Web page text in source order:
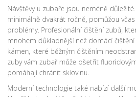
Návštěvy u zubaře jsou neméně
minimálně dvakrát ročně, pomůžou
problémy. Profesionální čištění zubů,
mnohem důkladnější než domácí
kámen, které běžným čištěním
zuby vám zubař může ošetřit
pomáhají chránit sklovinu.
Moderní technologie také nabízí další